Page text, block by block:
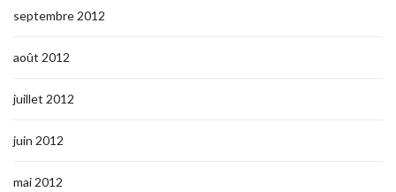
septembre 2012
août 2012
juillet 2012
juin 2012
mai 2012